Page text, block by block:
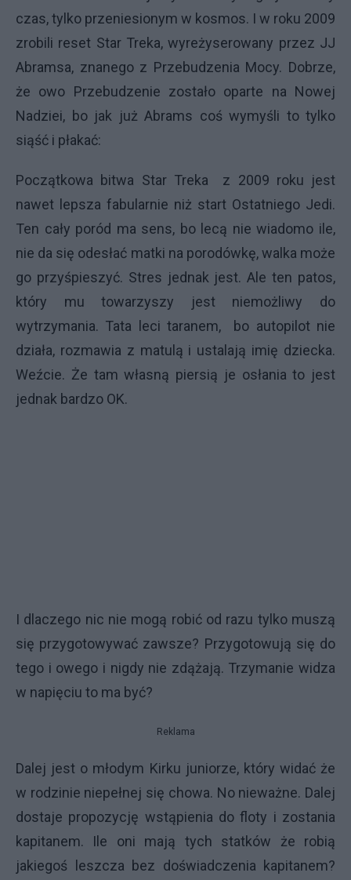
czas, tylko przeniesionym w kosmos. I w roku 2009
zrobili reset Star Treka, wyreżyserowany przez JJ
Abramsa, znanego z Przebudzenia Mocy. Dobrze,
że owo Przebudzenie zostało oparte na Nowej
Nadziei, bo jak już Abrams coś wymyśli to tylko
siąść i płakać:
Początkowa bitwa Star Treka z 2009 roku jest
nawet lepsza fabularnie niż start Ostatniego Jedi.
Ten cały poród ma sens, bo lecą nie wiadomo ile,
nie da się odesłać matki na porodówkę, walka może
go przyśpieszyć. Stres jednak jest. Ale ten patos,
który mu towarzyszy jest niemożliwy do
wytrzymania. Tata leci taranem, bo autopilot nie
działa, rozmawia z matulą i ustalają imię dziecka.
Weźcie. Że tam własną piersią je osłania to jest
jednak bardzo OK.
I dlaczego nic nie mogą robić od razu tylko muszą
się przygotowywać zawsze? Przygotowują się do
tego i owego i nigdy nie zdążają. Trzymanie widza
w napięciu to ma być?
Reklama
Dalej jest o młodym Kirku juniorze, który widać że
w rodzinie niepełnej się chowa. No nieważne. Dalej
dostaje propozycję wstąpienia do floty i zostania
kapitanem. Ile oni mają tych statków że robią
jakiegoś leszcza bez doświadczenia kapitanem?